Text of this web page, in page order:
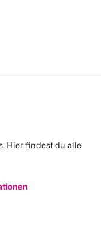
Hier findest du alle